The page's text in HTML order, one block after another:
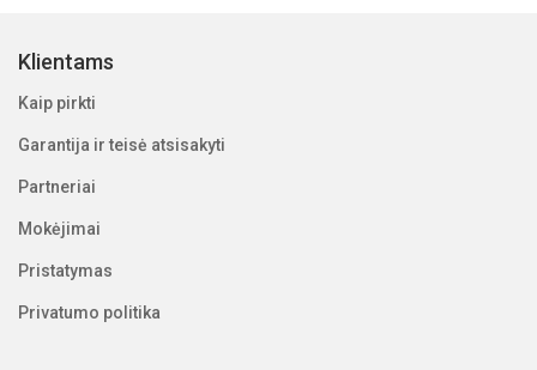
Klientams
Kaip pirkti
Garantija ir teisė atsisakyti
Partneriai
Mokėjimai
Pristatymas
Privatumo politika